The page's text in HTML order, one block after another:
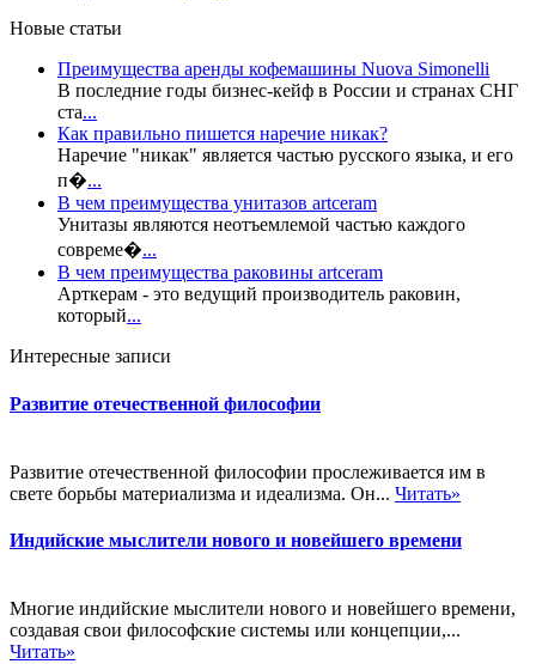
Новые статьи
Преимущества аренды кофемашины Nuova Simonelli
В последние годы бизнес-кейф в России и странах СНГ
ста...
Как правильно пишется наречие никак?
Наречие "никак" является частью русского языка, и его
п�...
В чем преимущества унитазов artceram
Унитазы являются неотъемлемой частью каждого
совреме�...
В чем преимущества раковины artceram
Арткерам - это ведущий производитель раковин,
который...
Интересные записи
Развитие отечественной философии
Развитие отечественной философии прослеживается им в
свете борьбы материализма и идеализма. Он... Читать»
Индийские мыслители нового и новейшего времени
Многие индийские мыслители нового и новейшего времени,
создавая свои философские системы или концепции,...
Читать»